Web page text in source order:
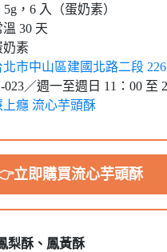
5g，6 入（蛋奶素）
溫 30 天
奶素
北市中山區建國北路二段
023／週一至週日 11：00 至
上癮 流心芋頭酥
立即購買流心芋頭酥
梨酥、鳳黃酥